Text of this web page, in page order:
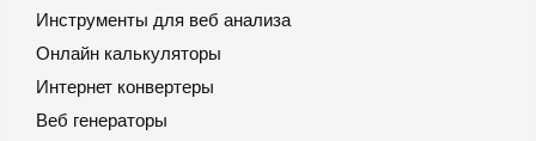
Инструменты для веб анализа
Онлайн калькуляторы
Интернет конвертеры
Веб генераторы